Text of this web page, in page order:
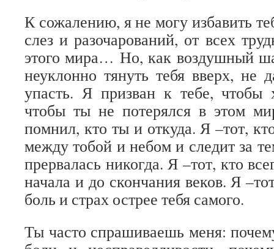
К сожалению, я не могу избавить
слез и разочарований, от всех
этого мира… Но, как воздушный
неуклонно тянуть тебя вверх, не
упасть. Я призван к тебе, чтобы
чтобы ты не потерялся в этом
помнил, кто ты и откуда. Я –тот,
между тобой и небом и следит за
прервалась никогда. Я –тот, кто
начала и до скончания веков. Я
боль и страх острее тебя самого.
Ты часто спрашиваешь меня: